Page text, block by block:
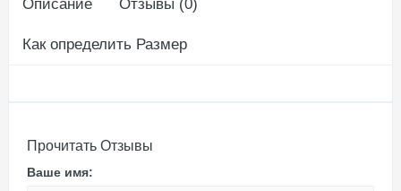
Описание Отзывы (0)
Как определить Размер
Прочитать Отзывы
Ваше имя: